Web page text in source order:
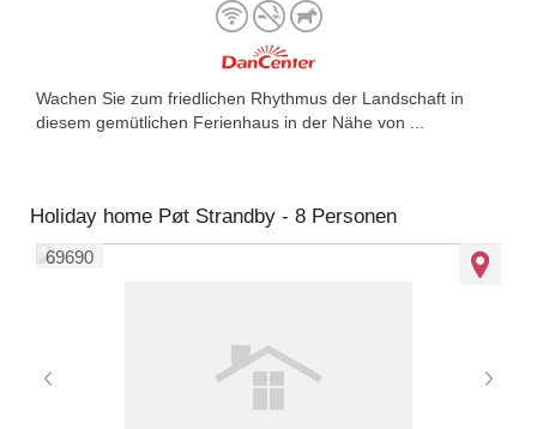
Wachen Sie zum friedlichen Rhythmus der Landschaft in
diesem gemütlichen Ferienhaus in der Nähe von ...
Holiday home Pøt Strandby - 8 Personen
69690